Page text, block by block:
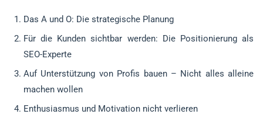
Das A und O: Die strategische Planung
Für die Kunden sichtbar werden: Die Positionierung als
SEO-Experte
Auf Unterstützung von Profis bauen – Nicht alles alleine
machen wollen
Enthusiasmus und Motivation nicht verlieren